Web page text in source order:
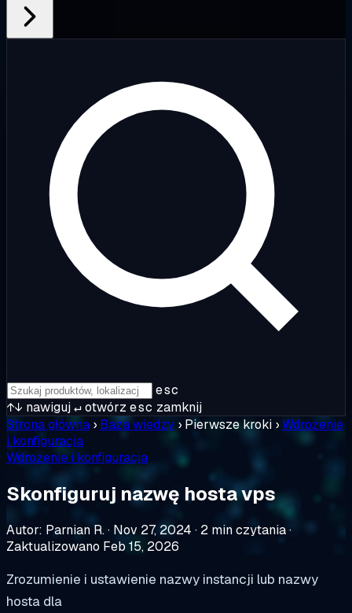
esc
↑↓ nawiguj↵otwórz esc zamknij
Strona główna › Baza wiedzy › Pierwsze kroki ›Wdrożenie
i konfiguracja
Wdrożenie i konfiguracja
Skonfiguruj nazwę hosta vps
Autor: Parnian R.· Nov 27, 2024 · 2 min czytania·
Zaktualizowano Feb 15, 2026
Zrozumienie i ustawienie nazwy instancji lub nazwy
hosta dla